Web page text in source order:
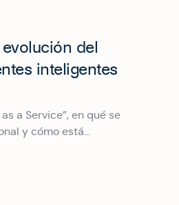
evolución del
inteligentes
a Service”, en qué se
y cómo está